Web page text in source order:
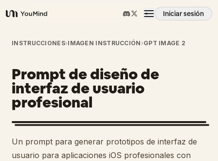
YouMind
Iniciar sesión
Resumen
Casos de uso
Habilidades
Prompts
INSTRUCCIONES›IMAGEN INSTRUCCIÓN ›GPT IMAGE 2
Prompt de diseño de
interfaz de usuario
profesional
Un prompt para generar prototipos de interfaz de
usuario para aplicaciones iOS profesionales con